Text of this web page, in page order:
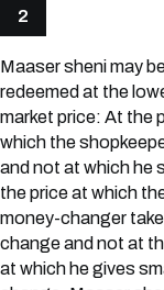
2
Maaser sheni may
redeemed at the
market price: At the
which the
and not at which he
the price at which
money-changer
change and not at
at which he gives